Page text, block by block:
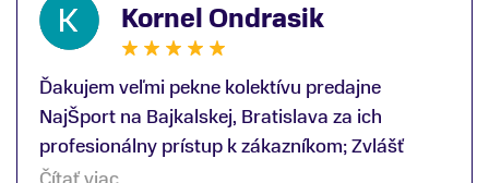
Kornel Ondrasik
Ďakujem veľmi pekne kolektívu predajne
NajŠport na Bajkalskej, Bratislava za ich
profesionálny prístup k zákazníkom; Zvlášť
ďakujem špecialistovi Martinovi Gunišovi za